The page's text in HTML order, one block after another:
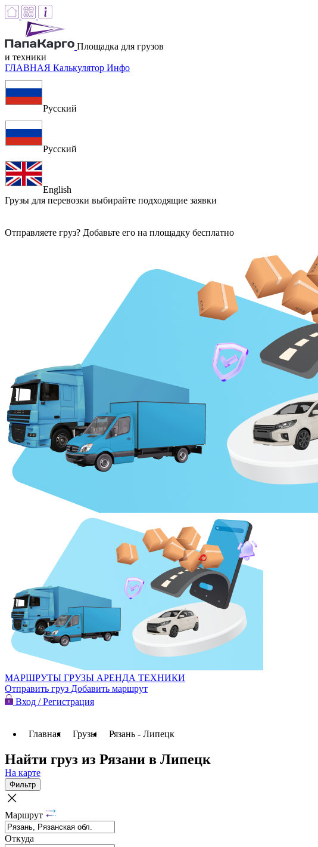
Площадка для грузов
и техники
ГЛАВНАЯ Калькулятор Инфо
Русский
Русский
English
Грузы для перевозки выбирайте подходящие заявки
Отправляете груз? Добавьте его на площадку бесплатно
МАРШРУТЫ ГРУЗЫ АРЕНДА ТЕХНИКИ
Отправить груз Добавить маршрут
Вход / Регистрация
Главная Грузы Рязань - Липецк
Найти груз из Рязани в Липецк
На карте
Фильтр
Маршрут
Откуда